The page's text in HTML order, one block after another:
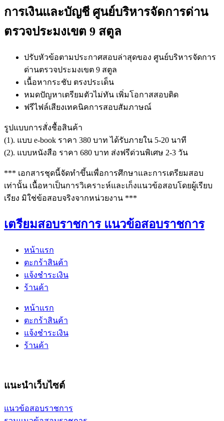
การเงินและบัญชี ศูนย์บริหารจัดการด่าน
ตรวจประมงเขต 9 สตูล
ปรับหัวข้อตามประกาศสอบล่าสุดของ ศูนย์บริหารจัดการ
ด่านตรวจประมงเขต 9 สตูล
เนื้อหากระชับ ตรงประเด็น
หมดปัญหาเตรียมตัวไม่ทัน เพิ่มโอกาสสอบติด
ฟรีไฟล์เสียงเทคนิคการสอบสัมภาษณ์
รูปแบบการสั่งชื้อสินค้า
(1). แบบ e-book ราคา 380 บาท ได้รับภายใน 5-20 นาที
(2). แบบหนังสือ ราคา 680 บาท ส่งฟรีด่วนพิเศษ 2-3 วัน
*** เอกสารชุดนี้จัดทำขึ้นเพื่อการศึกษาและการเตรียมสอบ
เท่านั้น เนื้อหาเป็นการวิเคราะห์และเก็งแนวข้อสอบโดยผู้เรียบ
เรียง มิใช่ข้อสอบจริงจากหน่วยงาน ***
เตรียมสอบราชการ แนวข้อสอบราชการ
หน้าแรก
ตะกร้าสินค้า
แจ้งชำระเงิน
ร้านค้า
หน้าแรก
ตะกร้าสินค้า
แจ้งชำระเงิน
ร้านค้า
แนะนำเว็บไซต์
แนวข้อสอบราชการ